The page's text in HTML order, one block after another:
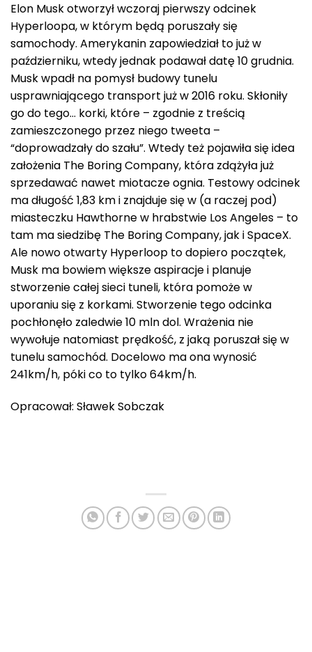
Elon Musk otworzył wczoraj pierwszy odcinek
Hyperloopa, w którym będą poruszały się
samochody. Amerykanin zapowiedział to już w
październiku, wtedy jednak podawał datę 10 grudnia.
Musk wpadł na pomysł budowy tunelu
usprawniającego transport już w 2016 roku. Skłoniły
go do tego… korki, które – zgodnie z treścią
zamieszczonego przez niego tweeta –
“doprowadzały do szału”. Wtedy też pojawiła się idea
założenia The Boring Company, która zdążyła już
sprzedawać nawet miotacze ognia. Testowy odcinek
ma długość 1,83 km i znajduje się w (a raczej pod)
miasteczku Hawthorne w hrabstwie Los Angeles – to
tam ma siedzibę The Boring Company, jak i SpaceX.
Ale nowo otwarty Hyperloop to dopiero początek,
Musk ma bowiem większe aspiracje i planuje
stworzenie całej sieci tuneli, która pomoże w
uporaniu się z korkami. Stworzenie tego odcinka
pochłonęło zaledwie 10 mln dol. Wrażenia nie
wywołuje natomiast prędkość, z jaką poruszał się w
tunelu samochód. Docelowo ma ona wynosić
241km/h, póki co to tylko 64km/h.
Opracował: Sławek Sobczak